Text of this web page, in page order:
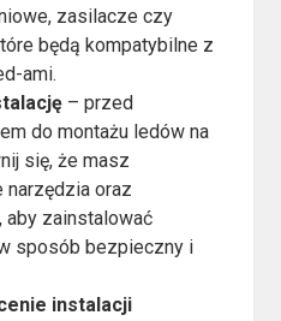
zasilacze czy
będą kompatybilne z
ami.
– przed
do montażu ledów na
się, że masz
narzędzia oraz
aby zainstalować
sposób bezpieczny i
instalacji